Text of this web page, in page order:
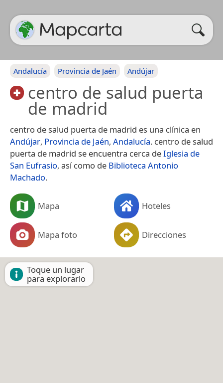
Andalucía Provincia de Jaén Andújar
centro de salud puerta
de madrid
centro de salud puerta de madrid es una clínica en
Andújar, Provincia de Jaén, Andalucía. centro de salud
puerta de madrid se encuentra cerca deIglesia de
San Eufrasio, así como de Biblioteca Antonio
Machado.
Mapa Hoteles
Mapa foto Direcciones
Toque un lugar
para explorarlo